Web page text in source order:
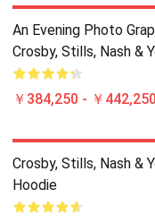
An Evening Photo
Crosby, Stills, Nash &
￥384,250 - ￥442,250
Crosby, Stills, Nash &
Hoodie